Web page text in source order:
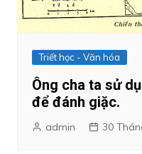
Triết học - Văn hóa
Ông cha ta sử
để đánh giặc.
admin 30